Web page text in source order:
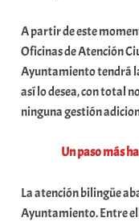
i
t
a
t
e
A partir de este
Oficinas de Atención
Ayuntamiento tendrá
así lo desea, con total
ninguna gestión
Un paso más
La atención bilingüe
Ayuntamiento. Entre